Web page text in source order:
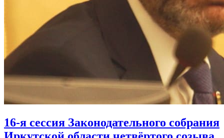
16-я сессия Законодательного собрания